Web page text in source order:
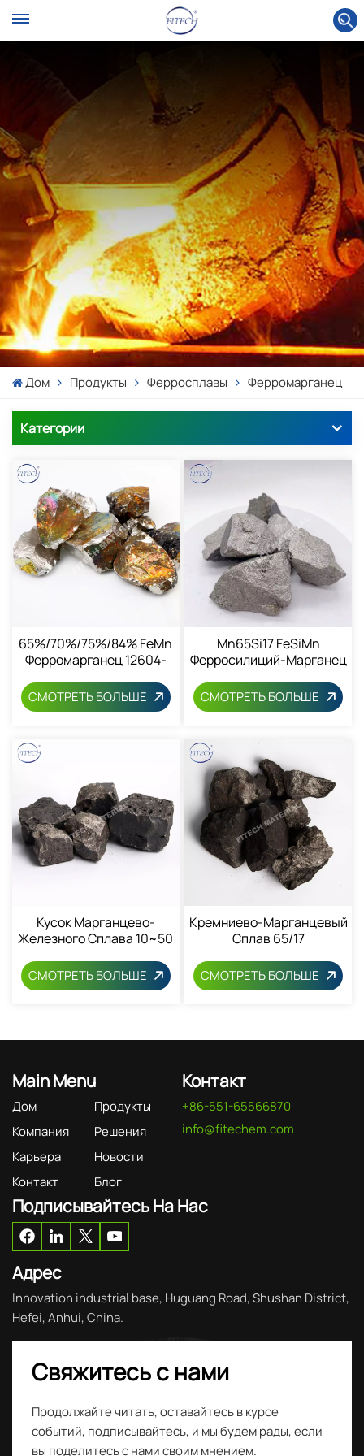
Дом Продукты Ферросплавы Ферромарганец
Категории
65%/70%/75%/84% FeMn
Ферромарганец 12604-
СМОТРЕТЬ БОЛЬШЕ
Mn65Si17 FeSiMn
Ферросилиций-Марганец
СМОТРЕТЬ БОЛЬШЕ
Кусок Марганцево-
Железного Сплава 10~50
СМОТРЕТЬ БОЛЬШЕ
Кремниево-Марганцевый
Сплав 65/17
СМОТРЕТЬ БОЛЬШЕ
Main Menu
Дом
Продукты
Компания
Решения
Карьера
Новости
Контакт
Блог
Контакт
+86-551-65566870
info@fitechem.com
Подписывайтесь На Нас
Адрес
Innovation industrial base, Huguang Road, Shushan District,
Hefei, Anhui, China.
Свяжитесь с нами
Продолжайте читать, оставайтесь в курсе
событий, подписывайтесь, и мы будем рады, если
вы поделитесь с нами своим мнением.